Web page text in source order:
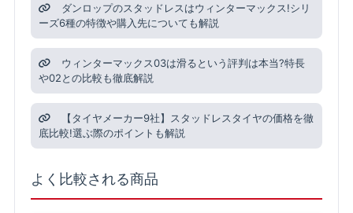
ダンロップのスタッドレスはウィンターマックス!シリ
ーズ6種の特徴や購入先についても解説
ウィンターマックス03は滑るという評判は本当?特長
や02との比較も徹底解説
【タイヤメーカー9社】スタッドレスタイヤの価格を徹
底比較!選ぶ際のポイントも解説
よく比較される商品